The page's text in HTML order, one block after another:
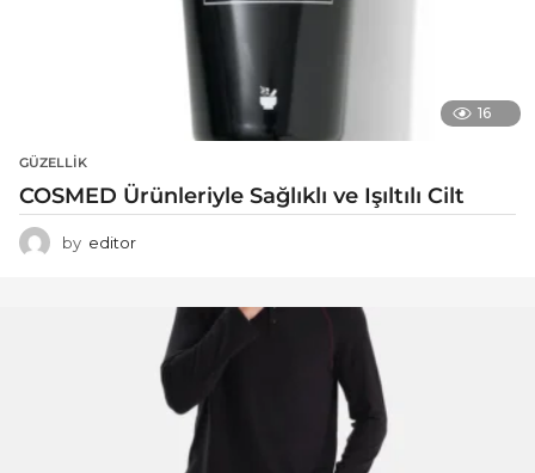
16
GÜZELLIK
COSMED Ürünleriyle Sağlıklı ve Işıltılı Cilt
by editor